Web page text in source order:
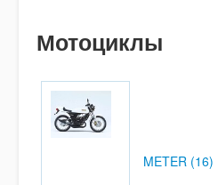
Мотоциклы
METER (16)